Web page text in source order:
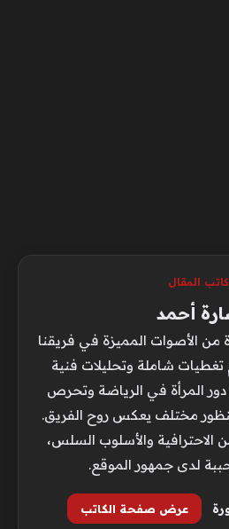
كاتب المقال
أحمد
من الأصوات المميزة في فريقنا
شاملة وتحليلات فنية
دور المرأة في الرياضة وتحرص
مختلف يعكس روح الفريق.
الاحترافية والأسلوب السلس،
لدى جمهور الموقع.
عرض صفحة الكاتب